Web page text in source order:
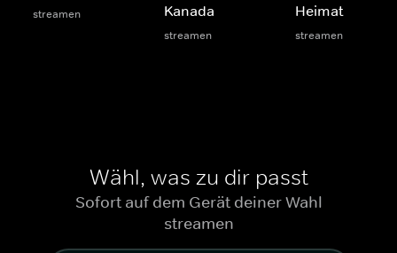
streamen
Kanada
streamen
Heimat
streamen
Wähl, was zu dir passt
Sofort auf dem Gerät deiner Wahl
streamen